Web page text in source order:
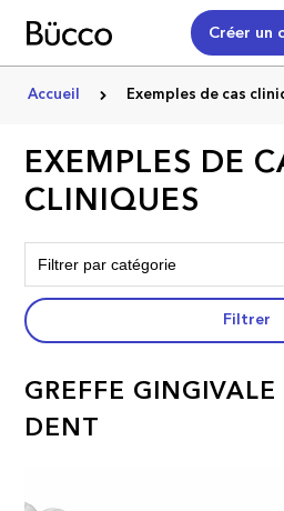
Créer un
Accueil Exemples de cas
EXEMPLES DE
CLINIQUES
Filtrer
GREFFE GINGIVALE
DENT